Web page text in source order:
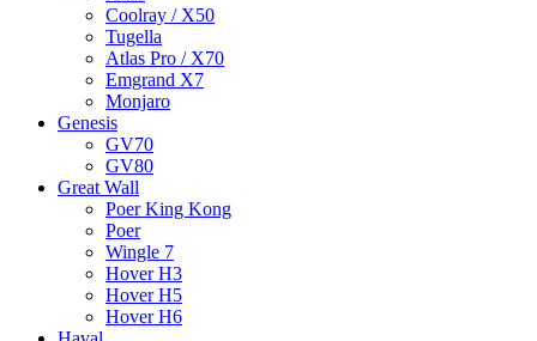
Coolray / X50
Tugella
Atlas Pro / X70
Emgrand X7
Monjaro
Genesis
GV70
GV80
Great Wall
Poer King Kong
Poer
Wingle 7
Hover H3
Hover H5
Hover H6